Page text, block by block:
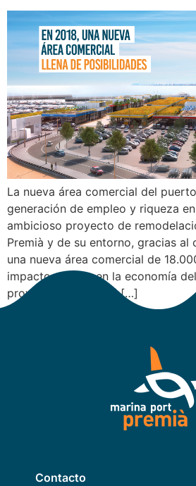
La nueva área comercial del
generación de empleo y riqueza
ambicioso proyecto de
Premià y de su entorno, gracias al
una nueva área comercial de
impacto directo en la economía
proyecto contribuirá […]
Contacto